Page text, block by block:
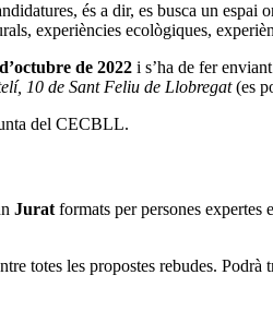
és a dir, es busca un
experiències ecològiques,
de 2022 i s’ha de fer enviant
10 de Sant Feliu de Llobregat(es
del CECBLL.
Jurat formats per persones expertes
totes les propostes rebudes.